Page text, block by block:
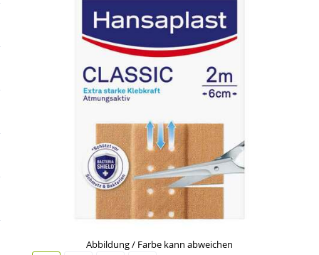
Täglich gut versorgt
NahrungsergänzungAbbildung / Farbe kann abweichen